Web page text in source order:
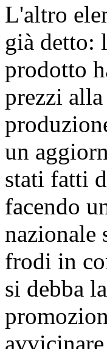
L'altro
già detto:
prodotto
prezzi
un
stati fatti
facendo
nazionale
frodi in
si debba